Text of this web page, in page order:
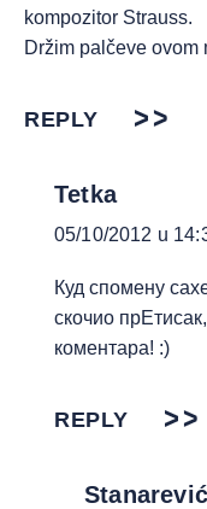
kompozitor Strauss.
Držim palčeve ovom
REPLY
Tetka
05/10/2012 u
Куд спомену
скочио
коментара! :)
REPLY
Stanarević